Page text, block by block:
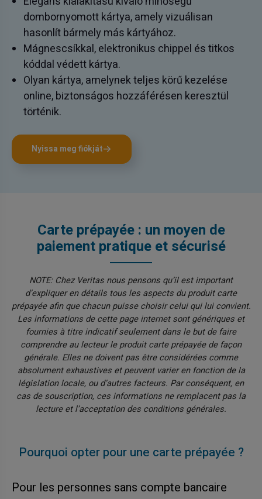
dombornyomott kártya, amely vizuálisan
hasonlít bármely más kártyához.
Mágnescsíkkal, elektronikus chippel és titkos
kóddal védett kártya.
Olyan kártya, amelynek teljes körű kezelése
online, biztonságos hozzáférésen keresztül
történik.
Nyissa meg fiókját
Carte prépayée : un moyen de
paiement pratique et sécurisé
NOTE: Chez Veritas nous pensons qu’il est important
d’expliquer en détails tous les aspects du produit carte
prépayée afin que chacun puisse choisir celui qui lui convient.
Les informations de cette page internet sont génériques et
fournies à titre indicatif seulement dans le but de faire
comprendre au lecteur le produit carte prépayée de façon
générale. Elles ne doivent pas être considérées comme
absolument exhaustives et peuvent varier en fonction de la
législation locale, ou d’autres facteurs. Par conséquent, en
cas de souscription, ces informations ne remplacent pas la
lecture et l’acceptation des conditions générales.
Pourquoi opter pour une carte prépayée ?
Pour les personnes sans compte bancaire